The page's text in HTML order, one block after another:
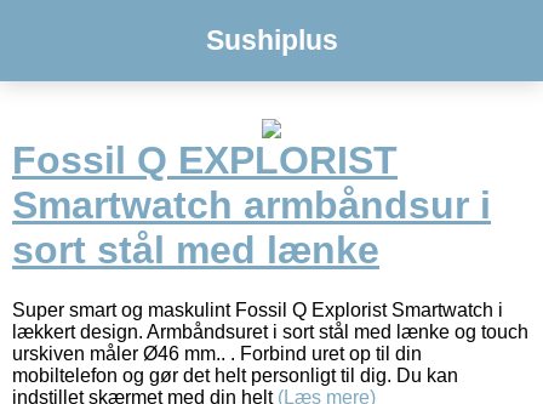
Sushiplus
Fossil Q EXPLORIST
Smartwatch armbåndsur i
sort stål med lænke
Super smart og maskulint Fossil Q Explorist Smartwatch i
lækkert design. Armbåndsuret i sort stål med lænke og touch
urskiven måler Ø46 mm.. . Forbind uret op til din
mobiltelefon og gør det helt personligt til dig. Du kan
indstillet skærmet med din helt (Læs mere)